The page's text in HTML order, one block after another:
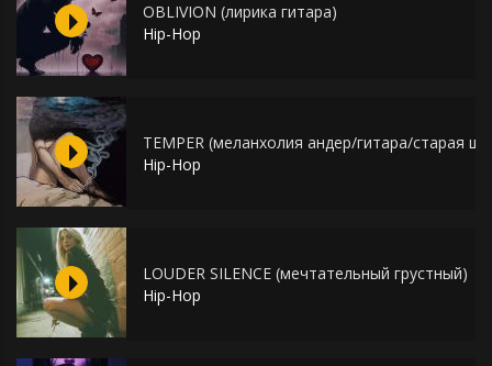
OBLIVION (лирика гитара)
Hip-Hop
TEMPER (меланхолия андер/гитара/старая
Hip-Hop
LOUDER SILENCE (мечтательный грустный)
Hip-Hop